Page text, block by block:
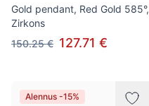
Gold pendant, Red Gold 585°,
Zirkons
150.25 € 127.71 €
Alennus -15%